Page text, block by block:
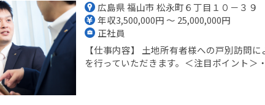
広島県 福山市 松永町６丁目１０－３
年収3,500,000円 ～ 25,000,000円
正社員
【仕事内容】 土地所有者様への戸別訪問
を行っていただきます。＜注目ポイント＞